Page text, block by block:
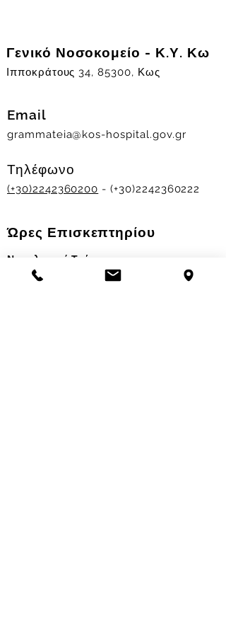
Γενικό Νοσοκομείο - Κ.Υ. Κω
Ιπποκράτους 34, 85300, Κως
Email
grammateia@kos-hospital.gov.gr
Τηλέφωνο
(+30)2242360200 - (+30)2242360222
Ώρες Επισκεπτηρίου
Νοσηλευτικά Τμήματα
Χειμερινό ωράριο: 11.00-13.00
17.30-19.30